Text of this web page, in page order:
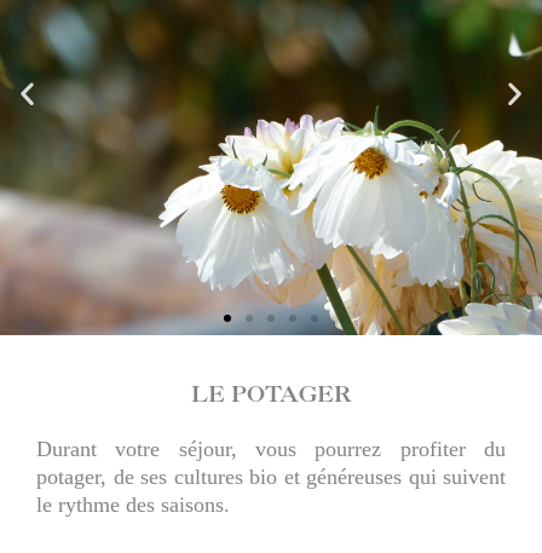
LE POTAGER
Durant votre séjour, vous pourrez profiter du
potager, de ses cultures bio et généreuses qui suivent
le rythme des saisons.